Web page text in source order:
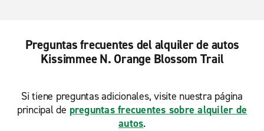
Preguntas frecuentes del alquiler de autos
Kissimmee N. Orange Blossom Trail
Si tiene preguntas adicionales, visite nuestra página
principal de preguntas frecuentes sobre alquiler de
autos.